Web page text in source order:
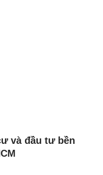
và đầu tư bền